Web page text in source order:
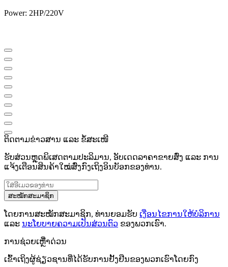
Power: 2HP/220V
ຕິດຕາມຂ່າວສານ ແລະ ຂໍ້ສະເໜີ
ຮັບສ່ວນຫຼຸດພິເສດຕາມປະລິມານ, ອັບເດດລາຄາຂາຍສົ່ງ ແລະ ການ
ແຈ້ງເຕືອນສິນຄ້າໃໝ່ສົ່ງກົງເຖິງອິນບັອກຂອງທ່ານ.
ສະໝັກສະມາຊິກ
ໂດຍການສະໝັກສະມາຊິກ, ທ່ານຍອມຮັບ ເງື່ອນໄຂການໃຫ້ບໍລິການ
ແລະ ນະໂຍບາຍຄວາມເປັນສ່ວນຕົວ ຂອງພວກເຮົາ.
ການຊ່ວຍເຫຼືໍາດ່ວນ
ເຂົ້າເຖິງຜູ້ຊ່ຽວຊານທີ່ໄດ້ຮັບການຢັ້ງຢືນຂອງພວກເຮົາໂດຍກົງ